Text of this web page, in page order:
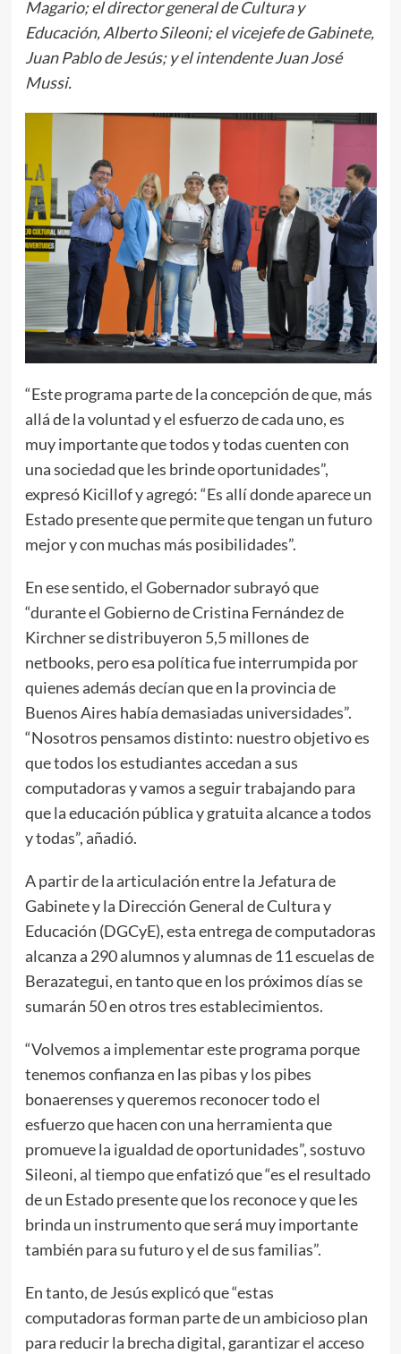
Magario; el director general de Cultura y
Educación, Alberto Sileoni; el vicejefe de Gabinete,
Juan Pablo de Jesús; y el intendente Juan José
Mussi.
“Este programa parte de la concepción de que, más
allá de la voluntad y el esfuerzo de cada uno, es
muy importante que todos y todas cuenten con
una sociedad que les brinde oportunidades”,
expresó Kicillof y agregó: “Es allí donde aparece un
Estado presente que permite que tengan un futuro
mejor y con muchas más posibilidades”.
En ese sentido, el Gobernador subrayó que
“durante el Gobierno de Cristina Fernández de
Kirchner se distribuyeron 5,5 millones de
netbooks, pero esa política fue interrumpida por
quienes además decían que en la provincia de
Buenos Aires había demasiadas universidades”.
“Nosotros pensamos distinto: nuestro objetivo es
que todos los estudiantes accedan a sus
computadoras y vamos a seguir trabajando para
que la educación pública y gratuita alcance a todos
y todas”, añadió.
A partir de la articulación entre la Jefatura de
Gabinete y la Dirección General de Cultura y
Educación (DGCyE), esta entrega de computadoras
alcanza a 290 alumnos y alumnas de 11 escuelas de
Berazategui, en tanto que en los próximos días se
sumarán 50 en otros tres establecimientos.
“Volvemos a implementar este programa porque
tenemos confianza en las pibas y los pibes
bonaerenses y queremos reconocer todo el
esfuerzo que hacen con una herramienta que
promueve la igualdad de oportunidades”, sostuvo
Sileoni, al tiempo que enfatizó que “es el resultado
de un Estado presente que los reconoce y que les
brinda un instrumento que será muy importante
también para su futuro y el de sus familias”.
En tanto, de Jesús explicó que “estas
computadoras forman parte de un ambicioso plan
para reducir la brecha digital, garantizar el acceso